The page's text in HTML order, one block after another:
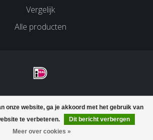
onze website, ga je akkoord met het gebruik van
te verbeteren.
Dit bericht verbergen
Meer over cookies »
Vergelijk
Alle producten
Huissen - Powered byLightspeed-
Dyvelopment
FILTERS